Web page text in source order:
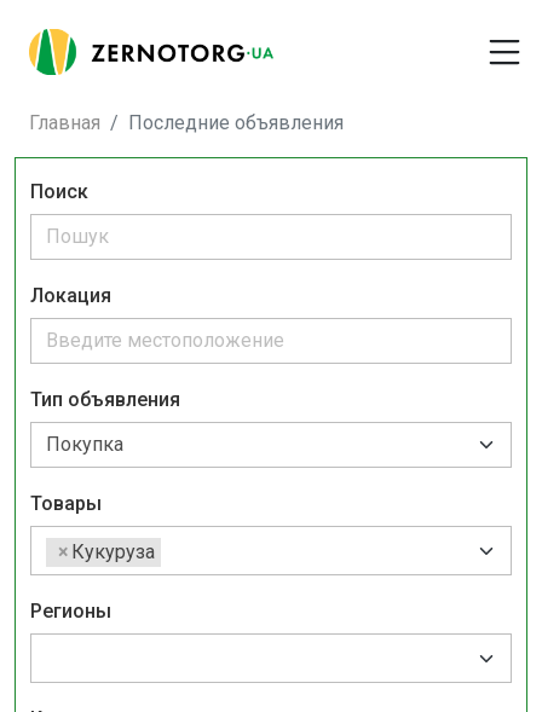
Главная Последние объявления
Поиск
Локация
Тип объявления
Товары
× Кукуруза
Регионы